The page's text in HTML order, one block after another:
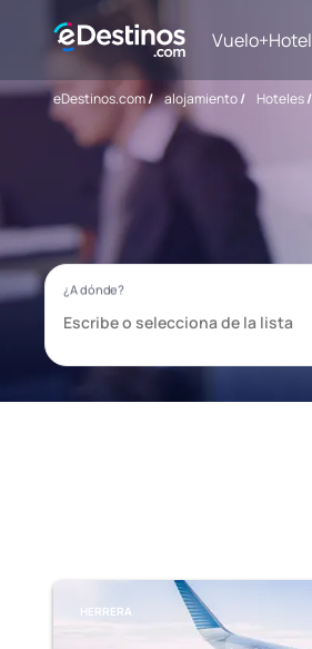
Vuelo+Hotel
eDestinos.com/ alojamiento/ Hoteles/
HERRERA